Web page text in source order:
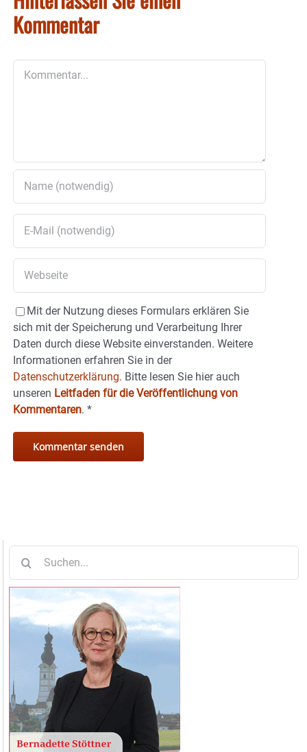
Kommentar
Mit der Nutzung dieses Formulars erklären Sie
sich mit der Speicherung und Verarbeitung Ihrer
Daten durch diese Website einverstanden. Weitere
Informationen erfahren Sie in der
Datenschutzerklärung. Bitte lesen Sie hier auch
unseren Leitfaden für die Veröffentlichung von
Kommentaren. *
nach: